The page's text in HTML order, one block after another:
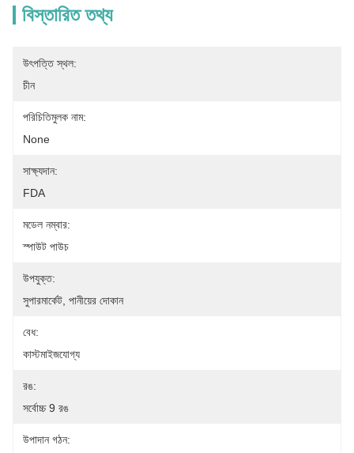
বিস্তারিত তথ্য
উৎপত্তি স্থল:
চীন
পরিচিতিমুলক নাম:
None
সাক্ষ্যদান:
FDA
মডেল নম্বার:
স্পাউট পাউচ
উপযুক্ত:
সুপারমার্কেট, পানীয়ের দোকান
বেধ:
কাস্টমাইজযোগ্য
রঙ:
সর্বোচ্চ 9 রঙ
উপাদান গঠন: